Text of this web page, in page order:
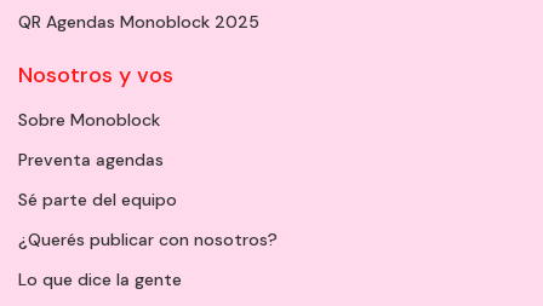
QR Agendas Monoblock 2025
Nosotros y vos
Sobre Monoblock
Preventa agendas
Sé parte del equipo
¿Querés publicar con nosotros?
Lo que dice la gente